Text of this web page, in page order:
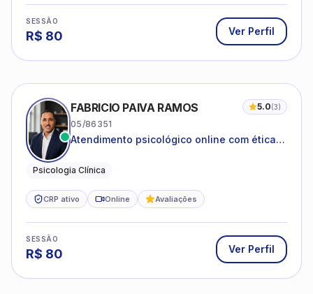
SESSÃO
R$ 80 Ver Perfil
FABRICIO PAIVA RAMOS 5.0(3)
05/86351
Atendimento psicológico online com ética,
Psicologia Clínica
CRP ativo Online Avaliações
SESSÃO
R$ 80 Ver Perfil